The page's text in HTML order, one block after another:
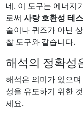
네. 이 도구는 에너지
로써 사랑 호환성 테
술이나 퀴즈가 아닌
찰 도구와 같습니다.
해석의 정확성
해석은 의미가 있으
성을 유도하기 위한
세요.